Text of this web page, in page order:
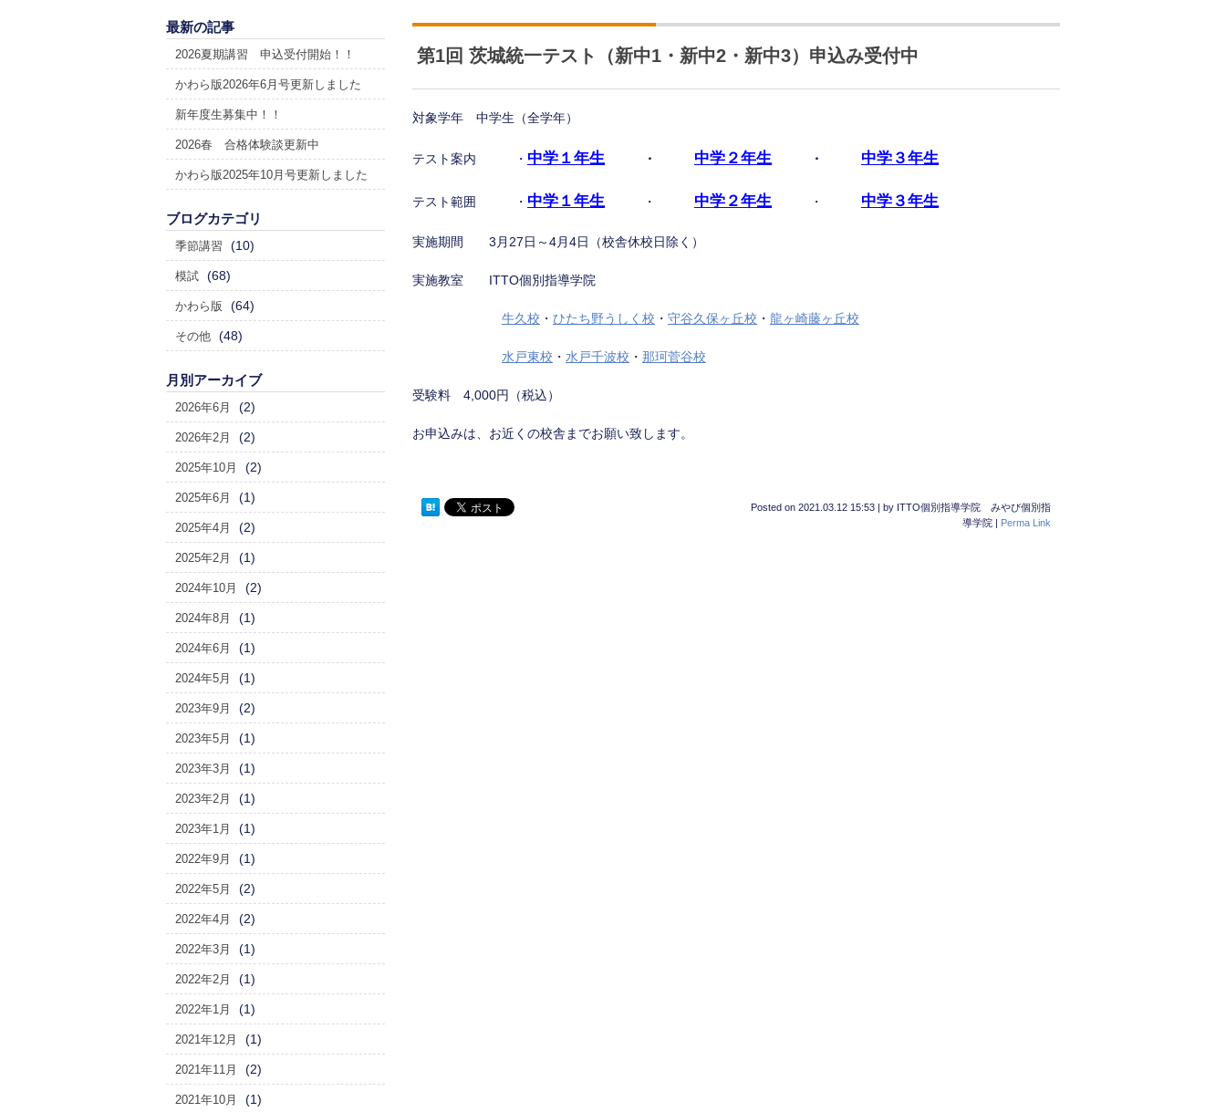
第1回 茨城統一テスト（新中1・新中2・新中3）申込み受付中
対象学年 中学生（全学年）
テスト案内 ・ 中学１年生 ・ 中学２年生 ・ 中学３年生
テスト範囲 ・ 中学１年生 ・ 中学２年生 ・ 中学３年生
実施期間 3月27日～4月4日（校舎休校日除く）
実施教室 ITTO個別指導学院
牛久校 ・ ひたち野うしく校 ・ 守谷久保ヶ丘校 ・ 龍ヶ崎藤ヶ丘校
水戸東校 ・ 水戸千波校 ・ 那珂菅谷校
受験料 4,000円（税込）
お申込みは、お近くの校舎までお願い致します。
Posted on 2021.03.12 15:53 | by ITTO個別指導学院 みやび個別指
導学院 | Perma Link
最新の記事
2026夏期講習 申込受付開始！！
かわら版2026年6月号更新しました
新年度生募集中！！
2026春 合格体験談更新中
かわら版2025年10月号更新しました
ブログカテゴリ
季節講習 (10)
模試 (68)
かわら版 (64)
その他 (48)
月別アーカイブ
2026年6月 (2)
2026年2月 (2)
2025年10月 (2)
2025年6月 (1)
2025年4月 (2)
2025年2月 (1)
2024年10月 (2)
2024年8月 (1)
2024年6月 (1)
2024年5月 (1)
2023年9月 (2)
2023年5月 (1)
2023年3月 (1)
2023年2月 (1)
2023年1月 (1)
2022年9月 (1)
2022年5月 (2)
2022年4月 (2)
2022年3月 (1)
2022年2月 (1)
2022年1月 (1)
2021年12月 (1)
2021年11月 (2)
2021年10月 (1)